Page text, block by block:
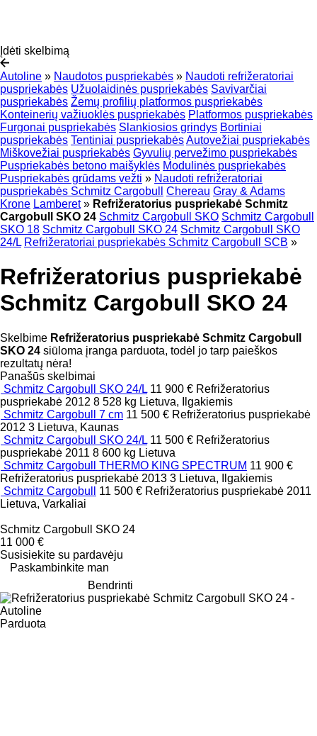
Įdėti skelbimą
Autoline » Naudotos puspriekabės » Naudoti refrižeratoriai
puspriekabės Užuolaidinės puspriekabės Savivarčiai
puspriekabės Žemų profilių platformos puspriekabės
Konteinerių važiuoklės puspriekabės Platformos puspriekabės
Furgonai puspriekabės Slankiosios grindys Bortiniai
puspriekabės Tentiniai puspriekabėsAutovežiai puspriekabės
Miškovežiai puspriekabės Gyvulių pervežimo puspriekabės
Puspriekabės betono maišyklės Modulinės puspriekabės
Puspriekabės grūdams vežti » Naudoti refrižeratoriai
puspriekabės Schmitz Cargobull
Chereau Gray & Adams
Krone Lamberet » Refrižeratorius puspriekabė Schmitz
Cargobull SKO 24 Schmitz Cargobull SKO Schmitz Cargobull
SKO 18 Schmitz Cargobull SKO 24 Schmitz Cargobull SKO
24/L Refrižeratoriai puspriekabės Schmitz Cargobull SCB »
Refrižeratorius puspriekabė
Schmitz Cargobull SKO 24
Skelbime Refrižeratorius puspriekabė Schmitz Cargobull
SKO 24 siūloma įranga parduota, todėl jo tarp paieškos
rezultatų nėra!
Panašūs skelbimai
Schmitz Cargobull SKO 24/L 11 900 € Refrižeratorius
puspriekabė 2012 8 528 kg Lietuva, Ilgakiemis
Schmitz Cargobull 7 cm 11 500 € Refrižeratorius puspriekabė
2012 3 Lietuva, Kaunas
Schmitz Cargobull SKO 24/L 11 500 € Refrižeratorius
puspriekabė 2011 8 600 kg Lietuva
Schmitz Cargobull THERMO KING SPECTRUM 11 900 €
Refrižeratorius puspriekabė 2013 3 Lietuva, Ilgakiemis
Schmitz Cargobull
11 500 € Refrižeratorius puspriekabė 2011
Lietuva, Varkaliai
Schmitz Cargobull SKO 24
11 000 €
Susisiekite su pardavėju
Paskambinkite man
Bendrinti
Parduota